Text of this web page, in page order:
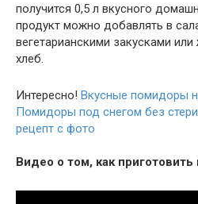
получится 0,5 л вкусного
продукт можно добавлять в
вегетарианскими закусками
хлеб.
Интересно! Вкусные помидоры
Помидоры под снегом без
рецепт с фото
Видео о том, как